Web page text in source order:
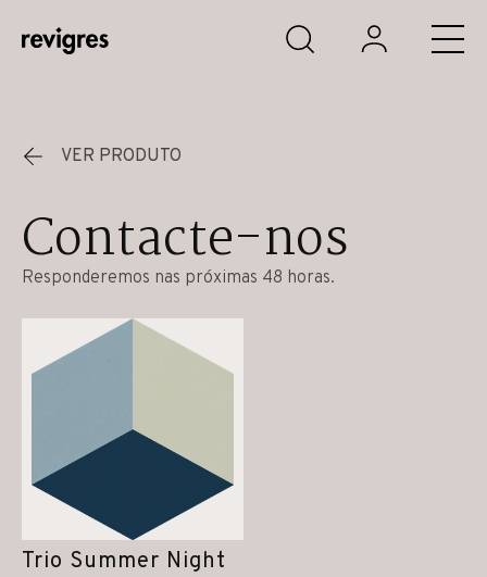
Saltar para o conteúdo principal
VER PRODUTO
Contacte-nos
Responderemos nas próximas 48 horas.
Trio Summer Night